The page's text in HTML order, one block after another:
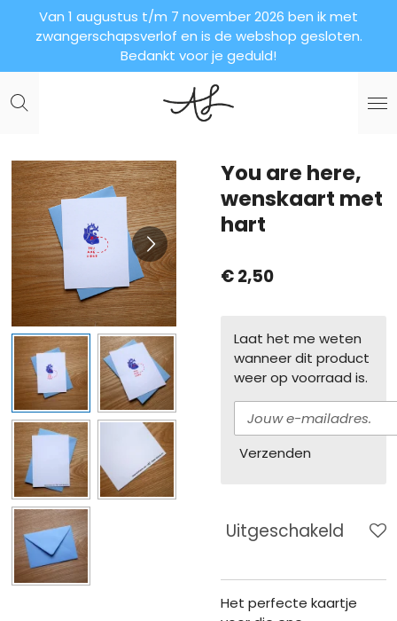
direct
de
hoofdinhoud
Van 1 augustus t/m 7 november 2026 ben ik met
zwangerschapsverlof en is de webshop gesloten.
Bedankt voor je geduld!
You are here,
wenskaart met
hart
€ 2,50
Laat het me weten
wanneer dit product
weer op voorraad is.
Verzenden
Uitgeschakeld
Het perfecte kaartje